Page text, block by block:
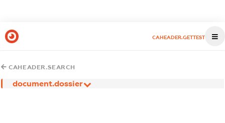
CAHEADER.GETTEST
CAHEADER.SEARCH
document.dossier